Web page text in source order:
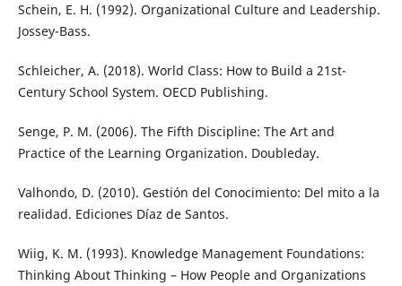
Schein, E. H. (1992). Organizational Culture and Leadership.
Jossey-Bass.
Schleicher, A. (2018). World Class: How to Build a 21st-
Century School System. OECD Publishing.
Senge, P. M. (2006). The Fifth Discipline: The Art and
Practice of the Learning Organization. Doubleday.
Valhondo, D. (2010). Gestión del Conocimiento: Del mito a la
realidad. Ediciones Díaz de Santos.
Wiig, K. M. (1993). Knowledge Management Foundations:
Thinking About Thinking – How People and Organizations